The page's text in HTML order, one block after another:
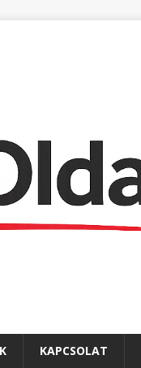
KAPCSOLAT